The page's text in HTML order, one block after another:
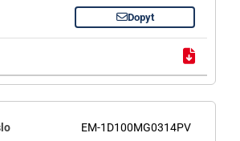
Dopyt
EM-1D100MG0314PV